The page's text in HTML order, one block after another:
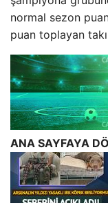
normal sezon
puan toplayan
ANA SAYFAYA